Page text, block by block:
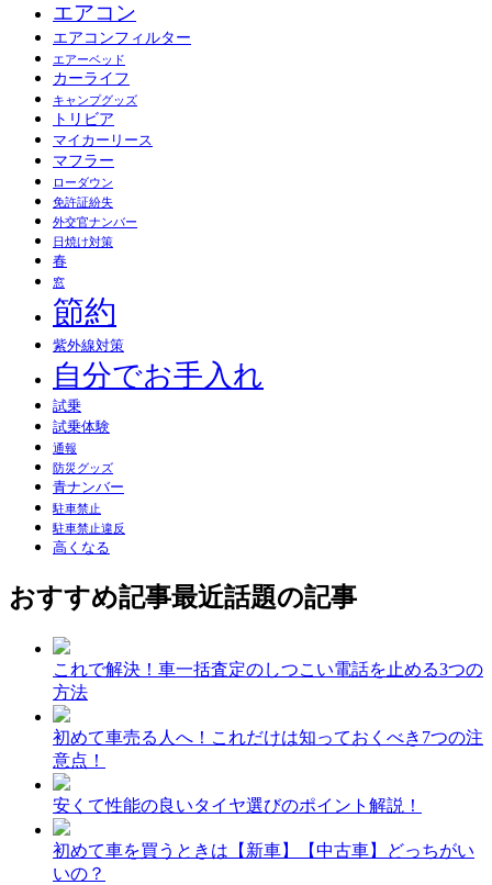
エアコン
エアコンフィルター
エアーベッド
カーライフ
キャンプグッズ
トリビア
マイカーリース
マフラー
ローダウン
免許証紛失
外交官ナンバー
日焼け対策
春
窓
節約
紫外線対策
自分でお手入れ
試乗
試乗体験
通報
防災グッズ
青ナンバー
駐車禁止
駐車禁止違反
高くなる
おすすめ記事最近話題の記事
これで解決！車一括査定のしつこい電話を止める3つの
方法
初めて車売る人へ！これだけは知っておくべき7つの注
意点！
安くて性能の良いタイヤ選びのポイント解説！
初めて車を買うときは【新車】【中古車】どっちがい
いの？